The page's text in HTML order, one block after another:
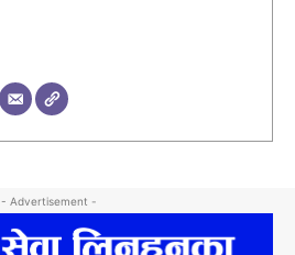
- Advertisement -